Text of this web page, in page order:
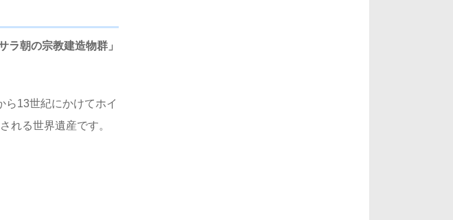
ラ朝の宗教建造物群」
ら13世紀にかけてホイ
れる世界遺産です。